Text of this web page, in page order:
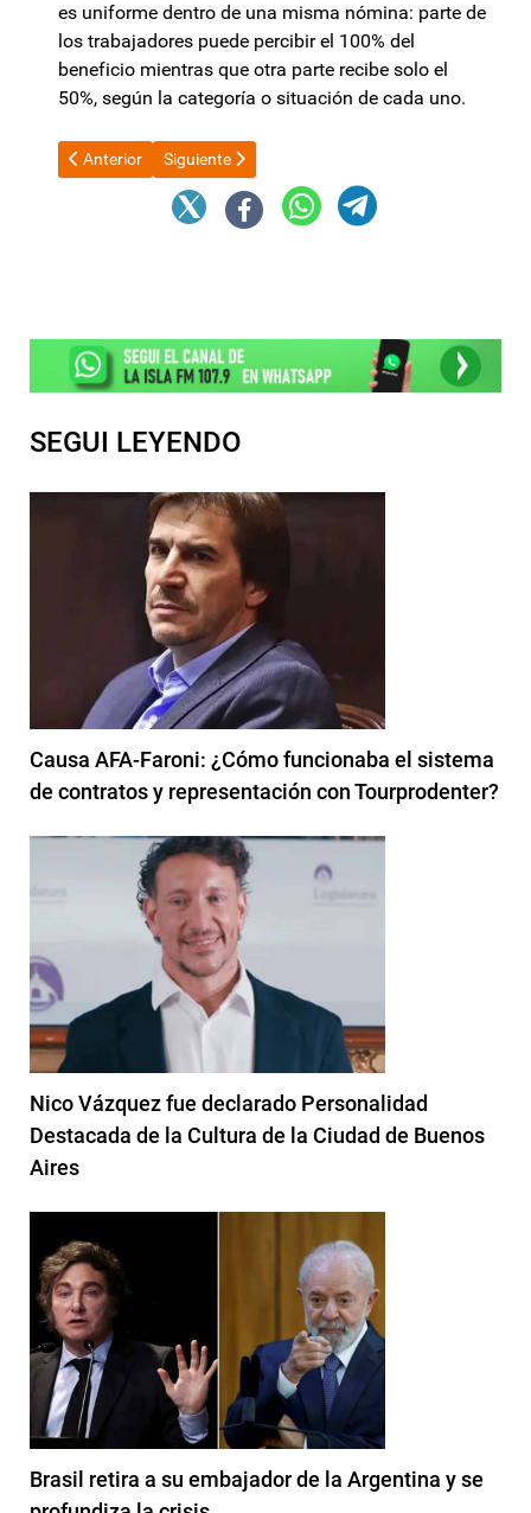
es uniforme dentro de una misma nómina: parte de
los trabajadores puede percibir el 100% del
beneficio mientras que otra parte recibe solo el
50%, según la categoría o situación de cada uno.
Artículo anterior: Caputo sale a buscar $11 billones para
Anterior Artículo siguiente: El Gobierno ya tiene a sus
Siguiente
SEGUI LEYENDO
Causa AFA-Faroni: ¿Cómo funcionaba el sistema
de contratos y representación con Tourprodenter?
Nico Vázquez fue declarado Personalidad
Destacada de la Cultura de la Ciudad de Buenos
Aires
Brasil retira a su embajador de la Argentina y se